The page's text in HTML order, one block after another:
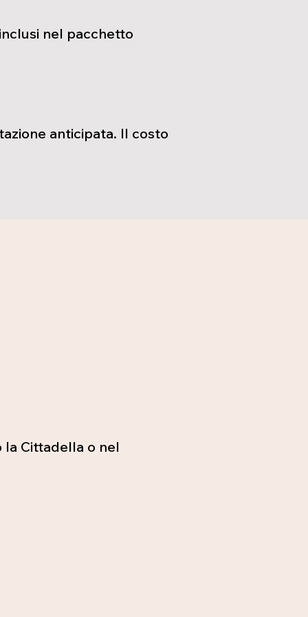
nel pacchetto
anticipata. Il costo
la Cittadella o nel